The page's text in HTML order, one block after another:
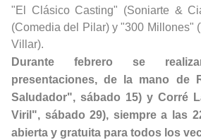
"El Clásico Casting" (Soniarte &
(Comedia del Pilar) y "300 Millones"
Villar).
Durante febrero se
presentaciones, de la mano de
Saludador", sábado 15) y Corré
Viril", sábado 29), siempre a las
abierta y gratuita para todos los